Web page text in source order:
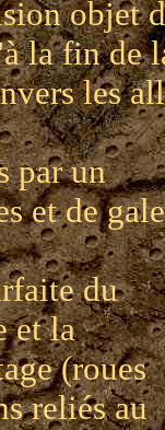
objet
la fin de
les
par un
et de
du
et la
(roues
reliés au